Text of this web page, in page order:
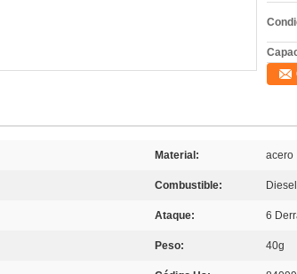
Material: acero
Combustible: Diesel
Ataque: 6
Peso: 40g